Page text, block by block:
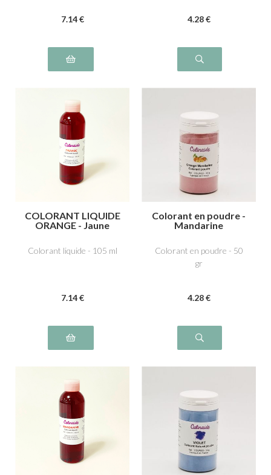
7.14 € 4.28 €
COLORANT LIQUIDE
ORANGE - Jaune
Ponceau 4R, rouge
Colorant liquide - 105 ml
7.14 €
Colorant en poudre -
Mandarine
Colorant en poudre - 50
gr
4.28 €